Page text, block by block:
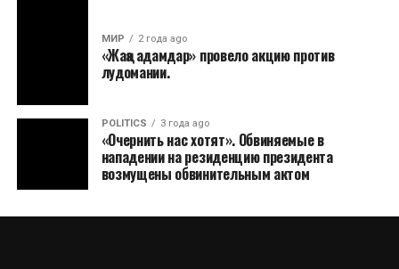
МИР 2 года ago
«Жаңа адамдар» провело акцию против
лудомании.
POLITICS 3 года ago
«Очернить нас хотят». Обвиняемые в
нападении на резиденцию президента
возмущены обвинительным актом